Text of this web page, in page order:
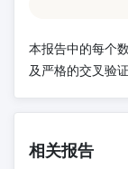
本报告中的每个
及严格的交叉验
相关报告